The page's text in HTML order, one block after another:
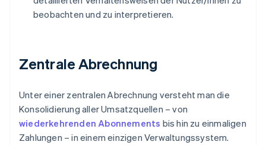
beobachten und zu interpretieren.
Zentrale Abrechnung
Unter einer zentralen Abrechnung versteht man die
Konsolidierung aller Umsatzquellen – von
wiederkehrenden Abonnements bis hin zu einmaligen
Zahlungen – in einem einzigen Verwaltungssystem.